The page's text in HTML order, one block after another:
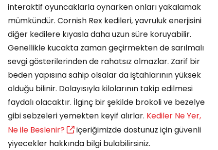
interaktif oyuncaklarla oynarken onları yakalamak
mümkündür. Cornish Rex kedileri, yavruluk enerjisini
diğer kedilere kıyasla daha uzun süre koruyabilir.
Genellikle kucakta zaman geçirmekten de sarılmalı
sevgi gösterilerinden de rahatsız olmazlar. Zarif bir
beden yapısına sahip olsalar da iştahlarının yüksek
olduğu bilinir. Dolayısıyla kilolarının takip edilmesi
faydalı olacaktır. İlginç bir şekilde brokoli ve bezelye
gibi sebzeleri yemekten keyif alırlar. Kediler Ne Yer,
Ne ile Beslenir?
içeriğimizde dostunuz için güvenli
yiyecekler hakkında bilgi bulabilirsiniz.